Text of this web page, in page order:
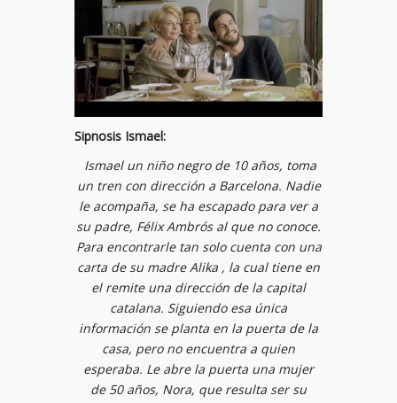
Sipnosis Ismael:
Ismael un niño negro de 10 años, toma
un tren con dirección a Barcelona. Nadie
le acompaña, se ha escapado para ver a
su padre, Félix Ambrós al que no conoce.
Para encontrarle tan solo cuenta con una
carta de su madre Alika , la cual tiene en
el remite una dirección de la capital
catalana. Siguiendo esa única
información se planta en la puerta de la
casa, pero no encuentra a quien
esperaba. Le abre la puerta una mujer
de 50 años, Nora, que resulta ser su